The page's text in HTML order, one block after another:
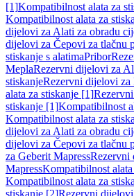
[1]Kompatibilnost alata za
Kompatibilnost alata za
dijelovi za Alati za obradu
dijelovi za Čepovi za tlačnu
stiskanje s alatimaPribor
MeplaRezervni dijelovi za
stiskanjeRezervni dijelovi za
alata za stiskanje [1]
stiskanje [1]Kompatibilnost
Kompatibilnost alata za
dijelovi za Alati za obradu
dijelovi za Čepovi za tlačnu
za Geberit MapressRezervni
MapressKompatibilnost
Kompatibilnost alata za
stiskanje [2]Rezervni